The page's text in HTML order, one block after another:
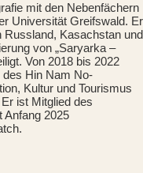
mit den Nebenfächern
Universität Greifswald. Er
Russland, Kasachstan und
von „Saryarka –
Von 2018 bis 2022
des Hin Nam No-
Kultur und Tourismus
ist Mitglied des
Anfang 2025